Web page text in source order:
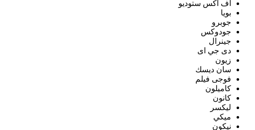
اف اكس ستوديو
بويا
جوبرو
جودوكس
جينرال
دى جي اى
زيون
سان ديسك
فوجى فيلم
كاميلون
كانون
ليكسر
ميكي
نيكون